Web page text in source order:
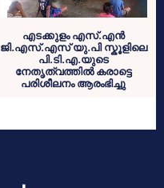
എടക്കുളം എസ്.എൻ
ജി.എസ്.എസ് യു.പി സ്കൂളിലെ
പി.ടി.എ.യുടെ
നേതൃത്വത്തിൽ കരാട്ടെ
പരിശീലനം ആരംഭിച്ചു